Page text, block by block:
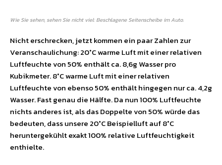
Wie Sie sehen, sehen Sie nicht viel: Beschlagene Seitenscheibe im Auto.
Nicht erschrecken, jetzt kommen ein paar Zahlen zur
Veranschaulichung: 20°C warme Luft mit einer relativen
Luftfeuchte von 50% enthält ca. 8,6g Wasser pro
Kubikmeter. 8°C warme Luft mit einer relativen
Luftfeuchte von ebenso 50% enthält hingegen nur ca. 4,2g
Wasser. Fast genau die Hälfte. Da nun 100% Luftfeuchte
nichts anderes ist, als das Doppelte von 50% würde das
bedeuten, dass unsere 20°C Beispielluft auf 8°C
heruntergekühlt exakt 100% relative Luftfeuchtigkeit
enthielte.